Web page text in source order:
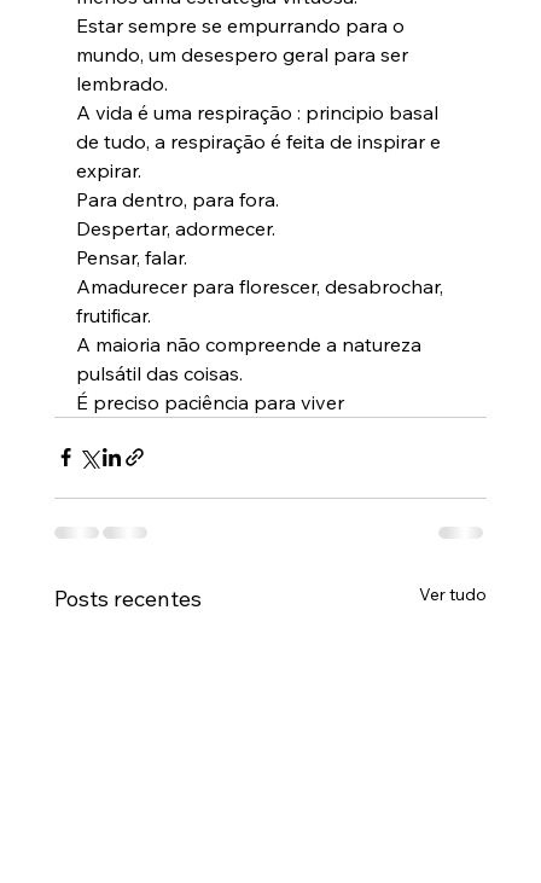
Estar sempre se empurrando para o
mundo, um desespero geral para ser
lembrado.
A vida é uma respiração : principio basal
de tudo, a respiração é feita de inspirar e
expirar.
Para dentro, para fora.
Despertar, adormecer.
Pensar, falar.
Amadurecer para florescer, desabrochar,
frutificar.
A maioria não compreende a natureza
pulsátil das coisas.
É preciso paciência para viver
Posts recentes Ver tudo